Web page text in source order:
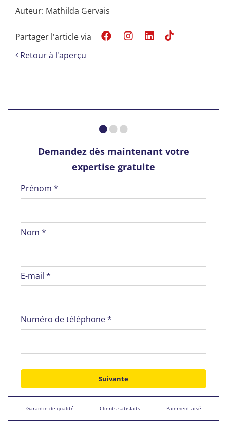
Auteur: Mathilda Gervais
Partager l'article via
Retour à l'aperçu
Demandez dès maintenant votre
expertise gratuite
Prénom *
Nom *
E-mail *
Numéro de téléphone *
Garantie de qualité Clients satisfaits Paiement aisé